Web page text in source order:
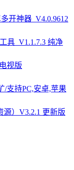
开神器_V4.0.9612
具_V1.1.7.3 纯净
视版
/支持PC,安卓,苹果
源）V3.2.1 更新版